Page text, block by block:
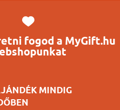
fogod a MyGift.hu
MINDIG